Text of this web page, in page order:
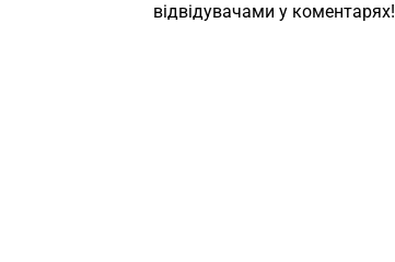
відвідувачами у коментарях!